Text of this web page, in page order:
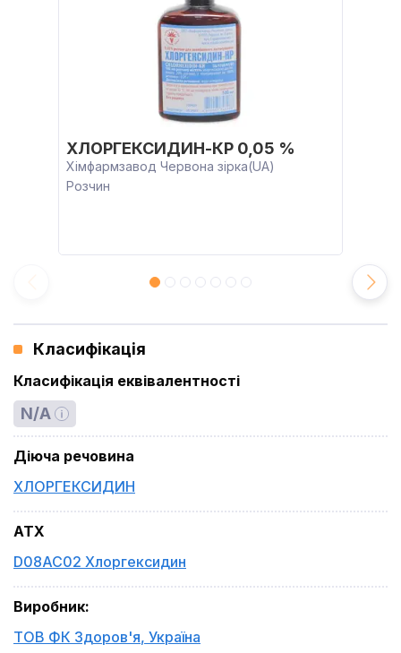
ХЛОРГЕКСИДИН-КР 0,05 %
Хімфармзавод Червона зірка(UA)
Розчин
Класифікація
Класифікація еквівалентності
N/A
Діюча речовина
ХЛОРГЕКСИДИН
ATX
D08AC02 Хлоргексидин
Виробник:
ТОВ ФК Здоров'я, Україна